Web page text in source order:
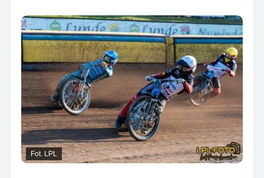
Fot. LPL